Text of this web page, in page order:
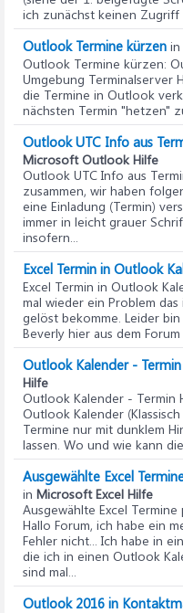
ich zunächst keinen Zugriff
Outlook Termine kürzen in
Outlook Termine kürzen:
Umgebung Terminalserver
die Termine in Outlook
nächsten Termin "hetzen"
Outlook UTC Info aus
Microsoft Outlook Hilfe
Outlook UTC Info aus
zusammen, wir haben
eine Einladung (Termin)
immer in leicht grauer
insofern...
Excel Termin in Outlook
Excel Termin in Outlook
mal wieder ein Problem
gelöst bekomme. Leider
Beverly hier aus dem
Outlook Kalender -
Hilfe
Outlook Kalender - Termin
Outlook Kalender
Termine nur mit dunklem
lassen. Wo und wie kann
Ausgewählte Excel
in Microsoft Excel Hilfe
Ausgewählte Excel
Hallo Forum, ich habe ein
Fehler nicht... Ich habe in
die ich in einen Outlook
sind mal...
Outlook 2016 in